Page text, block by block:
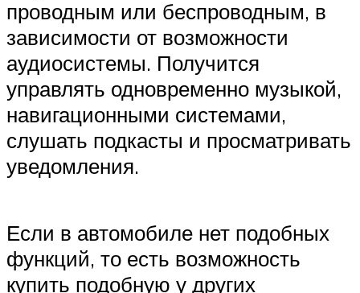
проводным или беспроводным, в
зависимости от возможности
аудиосистемы. Получится
управлять одновременно музыкой,
навигационными системами,
слушать подкасты и просматривать
уведомления.
Если в автомобиле нет подобных
функций, то есть возможность
купить подобную у других